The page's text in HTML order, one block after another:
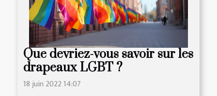
Que devriez-vous savoir sur les
drapeaux LGBT ?
18 juin 2022 14:07